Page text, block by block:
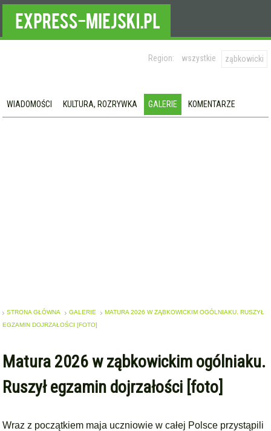
Region: wszystkie ząbkowicki
WIADOMOŚCI KULTURA, ROZRYWKA GALERIE KOMENTARZE
STRONA GŁÓWNA GALERIE
MATURA 2026 W ZĄBKOWICKIM OGÓLNIAKU. RUSZYŁ
EGZAMIN DOJRZAŁOŚCI [FOTO]
Matura 2026 w ząbkowickim ogólniaku.
Ruszył egzamin dojrzałości [foto]
Wraz z początkiem maja uczniowie w całej Polsce przystąpili